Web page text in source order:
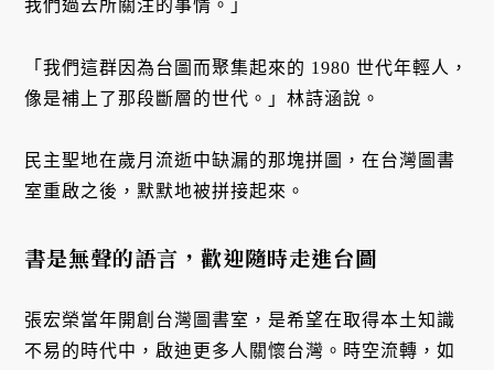
我們過去所關注的事情。」
「我們這群因為台圖而聚集起來的 1980 世代年輕人，
像是補上了那段斷層的世代。」林詩涵說。
民主聖地在歲月流逝中缺漏的那塊拼圖，在台灣圖書
室重啟之後，默默地被拼接起來。
書是無聲的語言，歡迎隨時走進台圖
張宏榮當年開創台灣圖書室，是希望在取得本土知識
不易的時代中，啟迪更多人關懷台灣。時空流轉，如